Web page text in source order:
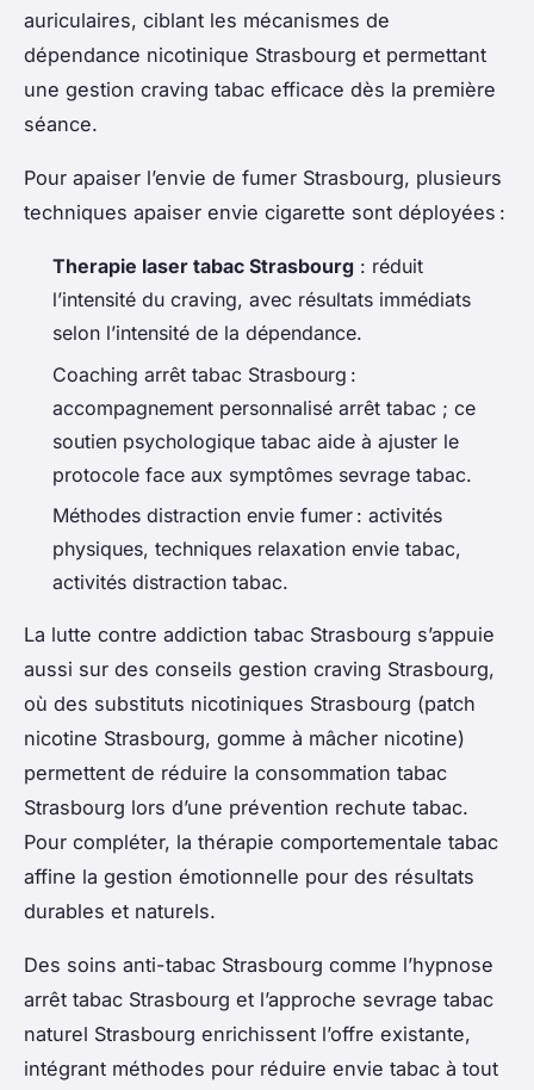
auriculaires, ciblant les mécanismes de
dépendance nicotinique Strasbourg et permettant
une gestion craving tabac efficace dès la première
séance.
Pour apaiser l’envie de fumer Strasbourg, plusieurs
techniques apaiser envie cigarette sont déployées :
Therapie laser tabac Strasbourg : réduit
l’intensité du craving, avec résultats immédiats
selon l’intensité de la dépendance.
Coaching arrêt tabac Strasbourg :
accompagnement personnalisé arrêt tabac ; ce
soutien psychologique tabac aide à ajuster le
protocole face aux symptômes sevrage tabac.
Méthodes distraction envie fumer : activités
physiques, techniques relaxation envie tabac,
activités distraction tabac.
La lutte contre addiction tabac Strasbourg s’appuie
aussi sur des conseils gestion craving Strasbourg,
où des substituts nicotiniques Strasbourg (patch
nicotine Strasbourg, gomme à mâcher nicotine)
permettent de réduire la consommation tabac
Strasbourg lors d’une prévention rechute tabac.
Pour compléter, la thérapie comportementale tabac
affine la gestion émotionnelle pour des résultats
durables et naturels.
Des soins anti-tabac Strasbourg comme l’hypnose
arrêt tabac Strasbourg et l’approche sevrage tabac
naturel Strasbourg enrichissent l’offre existante,
intégrant méthodes pour réduire envie tabac à tout